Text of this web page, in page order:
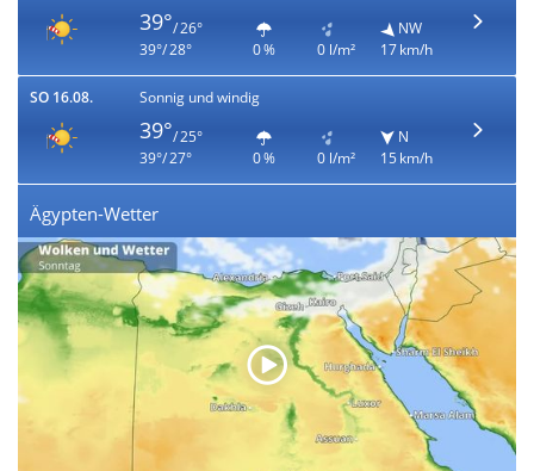
39°/ 26°
39°/ 28°
0 % 0 l/m²
NW
17 km/h
SO 16.08. Sonnig und windig
39°/ 25°
39°/ 27°
0 % 0 l/m²
N
15 km/h
Ägypten-Wetter